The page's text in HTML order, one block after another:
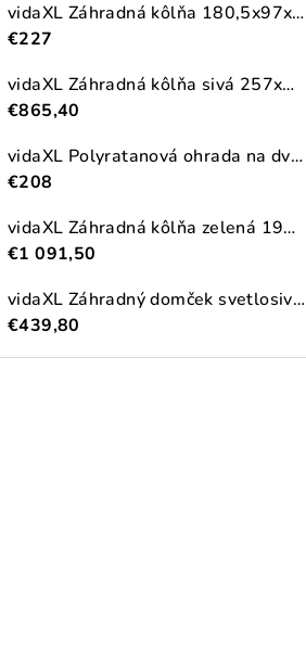
vidaXL Záhradná kôlňa 180,5x97x209,5cm pozinkovaná oceľ drevený vzhľad
€227
vidaXL Záhradná kôlňa sivá 257x990x181 cm pozinkovaná oceľ
€865,40
vidaXL Polyratanová ohrada na dva vonkajšie odpadkové koše, čierna 148x80x111 cm
€208
vidaXL Záhradná kôlňa zelená 192x689x223 cm pozinkovaná oceľ
€1 091,50
vidaXL Záhradný domček svetlosivý 191x300x198 cm pozinkovaná oceľ
€439,80